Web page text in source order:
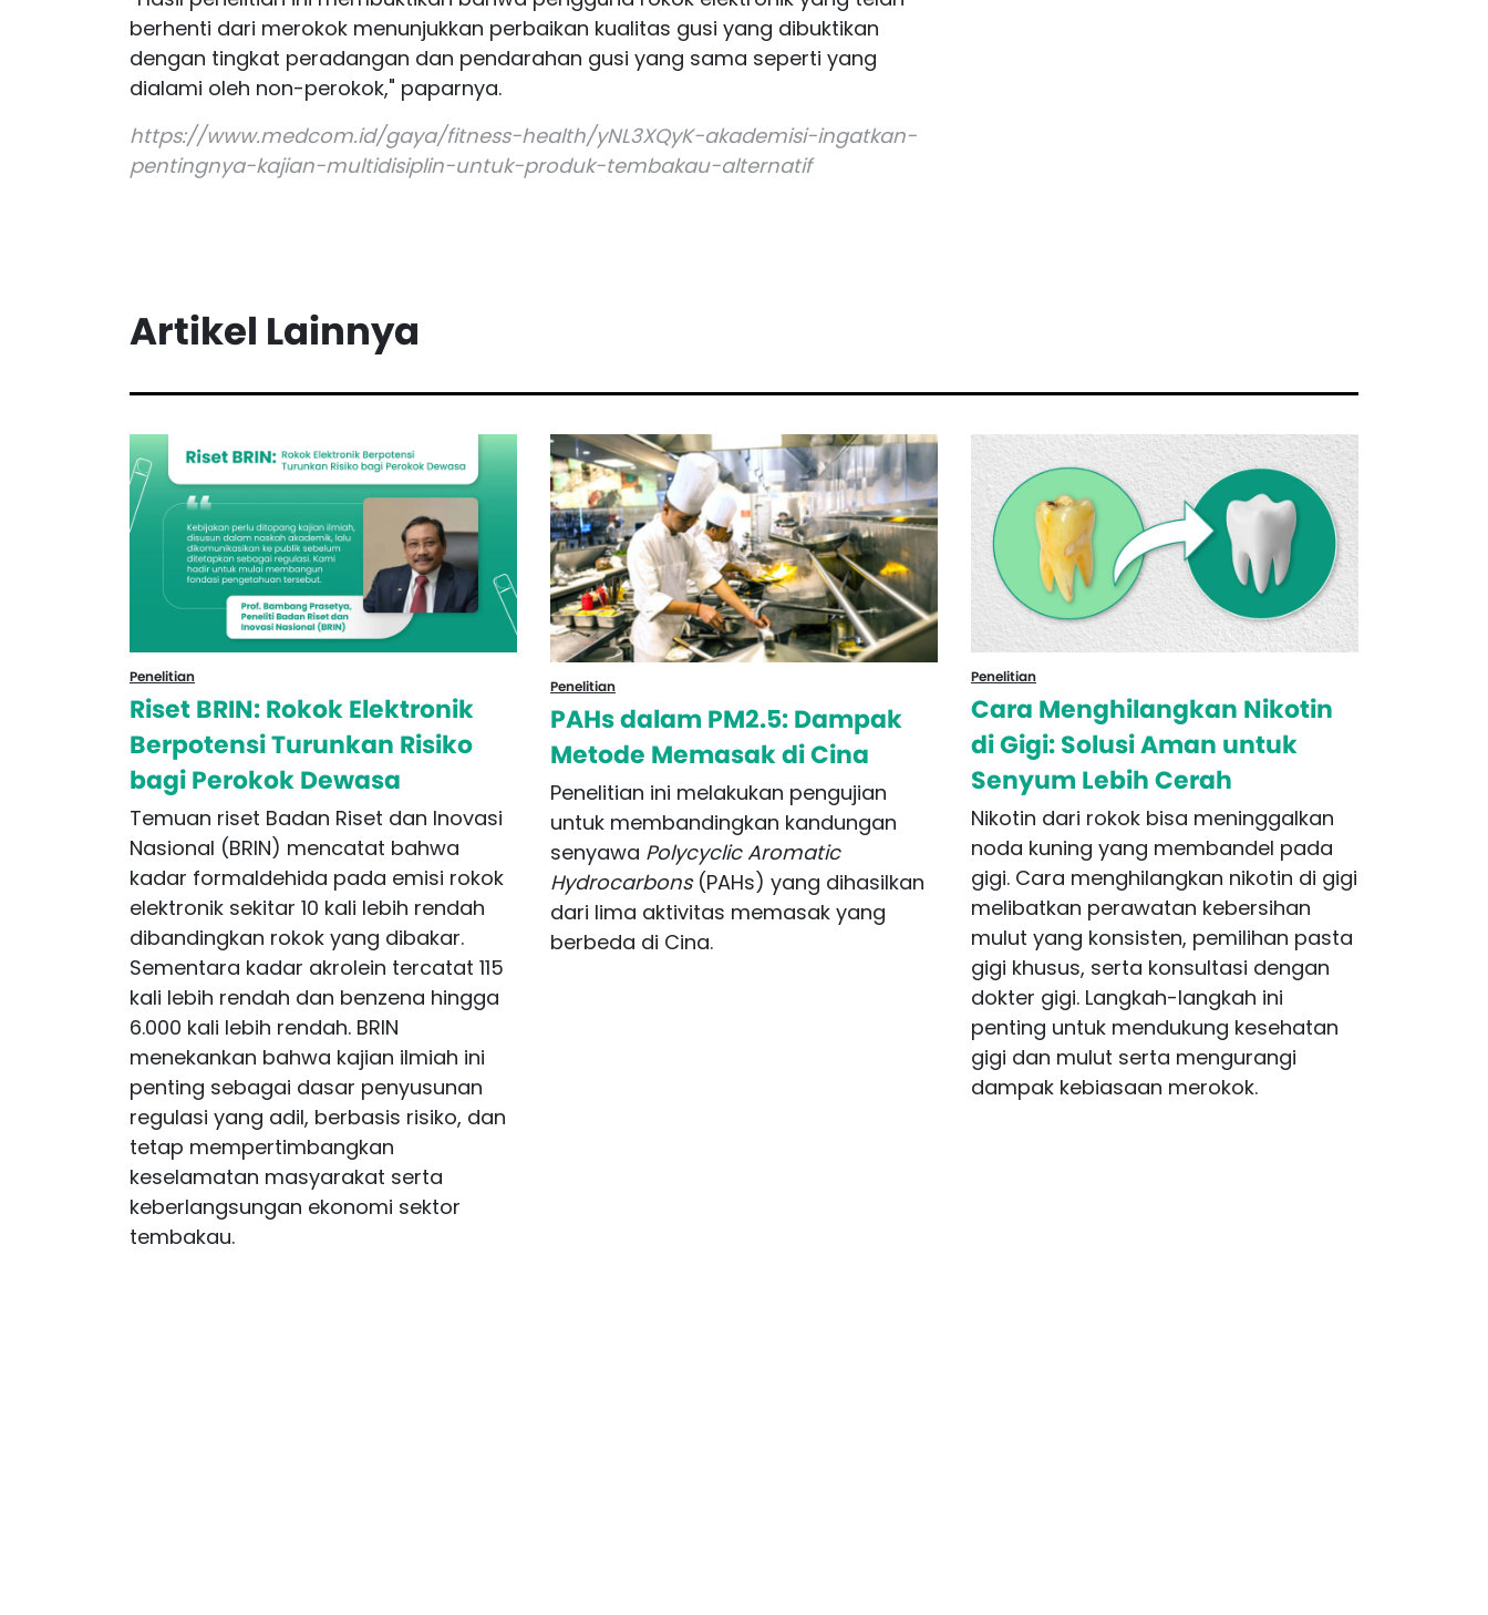
berhenti dari merokok menunjukkan perbaikan kualitas gusi yang dibuktikan
dengan tingkat peradangan dan pendarahan gusi yang sama seperti yang
dialami oleh non-perokok," paparnya.
https://www.medcom.id/gaya/fitness-health/yNL3XQyK-akademisi-ingatkan-
pentingnya-kajian-multidisiplin-untuk-produk-tembakau-alternatif
Artikel Lainnya
Penelitian
Riset BRIN: Rokok Elektronik
Berpotensi Turunkan Risiko
bagi Perokok Dewasa
Temuan riset Badan Riset dan Inovasi
Nasional (BRIN) mencatat bahwa
kadar formaldehida pada emisi rokok
elektronik sekitar 10 kali lebih rendah
dibandingkan rokok yang dibakar.
Sementara kadar akrolein tercatat 115
kali lebih rendah dan benzena hingga
6.000 kali lebih rendah. BRIN
menekankan bahwa kajian ilmiah ini
penting sebagai dasar penyusunan
regulasi yang adil, berbasis risiko, dan
tetap mempertimbangkan
keselamatan masyarakat serta
keberlangsungan ekonomi sektor
tembakau.
Penelitian
PAHs dalam PM2.5: Dampak
Metode Memasak di Cina
Penelitian ini melakukan pengujian
untuk membandingkan kandungan
senyawa Polycyclic Aromatic
Hydrocarbons(PAHs) yang dihasilkan
dari lima aktivitas memasak yang
berbeda di Cina.
Penelitian
Cara Menghilangkan Nikotin
di Gigi: Solusi Aman untuk
Senyum Lebih Cerah
Nikotin dari rokok bisa meninggalkan
noda kuning yang membandel pada
gigi. Cara menghilangkan nikotin di gigi
melibatkan perawatan kebersihan
mulut yang konsisten, pemilihan pasta
gigi khusus, serta konsultasi dengan
dokter gigi. Langkah-langkah ini
penting untuk mendukung kesehatan
gigi dan mulut serta mengurangi
dampak kebiasaan merokok.